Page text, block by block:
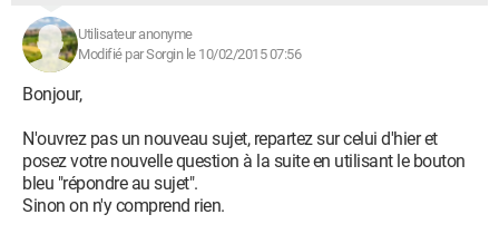
Utilisateur anonyme
Modifié par Sorgin le 10/02/2015 07:56
Bonjour,
N'ouvrez pas un nouveau sujet, repartez sur celui d'hier et
posez votre nouvelle question à la suite en utilisant le bouton
bleu "répondre au sujet".
Sinon on n'y comprend rien.